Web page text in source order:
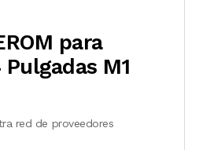
para
M1
red de proveedores